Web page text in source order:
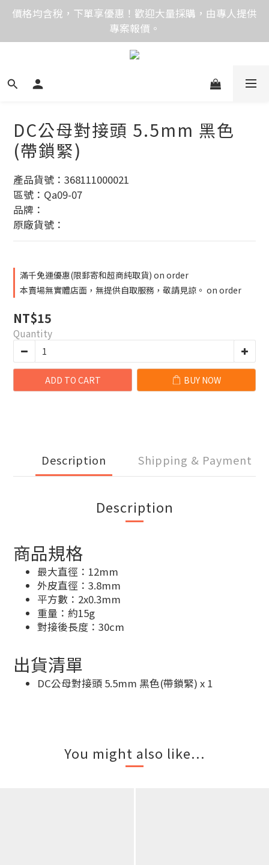
價格均含稅，下單享優惠！歡迎大量採購，由專人提供
專案報價。
價格均含稅，下單享優惠！歡迎大量採購，由專人提供
專案報價。
目前僅提供網路賣場服務，無實體店面，無自取服務。
價格均含稅，下單享優惠！歡迎大量採購，由專人提供
DC公母對接頭 5.5mm 黑色
(帶鎖緊)
產品貨號：368111000021
區號：Qa09-07
品牌：
原廠貨號：
滿千免運優惠(限郵寄和超商純取貨) on order
本賣場無實體店面，無提供自取服務，敬請見諒。 on order
NT$15
Quantity
ADD TO CART BUY NOW
Description Shipping & Payment
Description
商品規格
最大直徑：12mm
外皮直徑：3.8mm
平方數：2x0.3mm
重量：約15g
對接後長度：30cm
出貨清單
DC公母對接頭 5.5mm 黑色(帶鎖緊) x 1
You might also like...